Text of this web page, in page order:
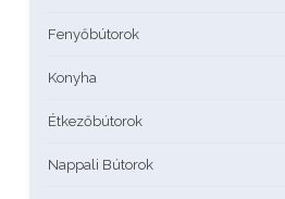
Fenyőbútorok
Konyha
Étkezőbútorok
Nappali Bútorok